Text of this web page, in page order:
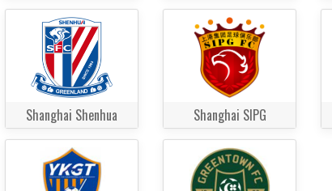
Shanghai Shenhua Shanghai SIPG